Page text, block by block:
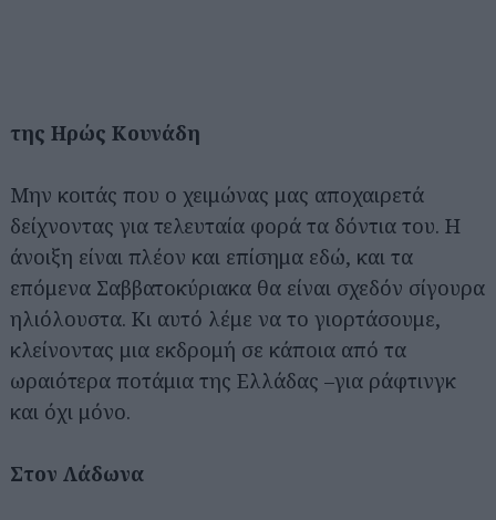
της Ηρώς Κουνάδη
Μην κοιτάς που ο χειμώνας μας αποχαιρετά
δείχνοντας για τελευταία φορά τα δόντια του. Η
άνοιξη είναι πλέον και επίσημα εδώ, και τα
επόμενα Σαββατοκύριακα θα είναι σχεδόν σίγουρα
ηλιόλουστα. Κι αυτό λέμε να το γιορτάσουμε,
κλείνοντας μια εκδρομή σε κάποια από τα
ωραιότερα ποτάμια της Ελλάδας –για ράφτινγκ
και όχι μόνο.
Στον Λάδωνα